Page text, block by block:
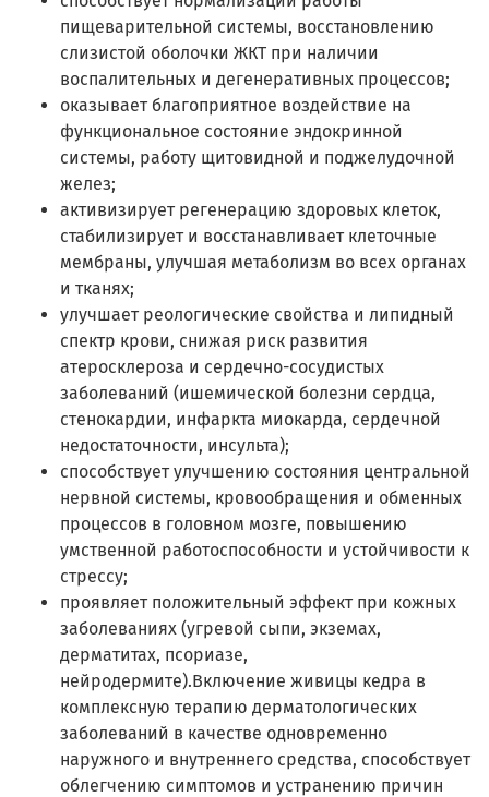
пищеварительной системы, восстановлению
слизистой оболочки ЖКТ при наличии
воспалительных и дегенеративных процессов;
оказывает благоприятное воздействие на
функциональное состояние эндокринной
системы, работу щитовидной и поджелудочной
желез;
активизирует регенерацию здоровых клеток,
стабилизирует и восстанавливает клеточные
мембраны, улучшая метаболизм во всех органах
и тканях;
улучшает реологические свойства и липидный
спектр крови, снижая риск развития
атеросклероза и сердечно-сосудистых
заболеваний (ишемической болезни сердца,
стенокардии, инфаркта миокарда, сердечной
недостаточности, инсульта);
способствует улучшению состояния центральной
нервной системы, кровообращения и обменных
процессов в головном мозге, повышению
умственной работоспособности и устойчивости к
стрессу;
проявляет положительный эффект при кожных
заболеваниях (угревой сыпи, экземах,
дерматитах, псориазе,
нейродермите).Включение живицы кедра в
комплексную терапию дерматологических
заболеваний в качестве одновременно
наружного и внутреннего средства, способствует
облегчению симптомов и устранению причин